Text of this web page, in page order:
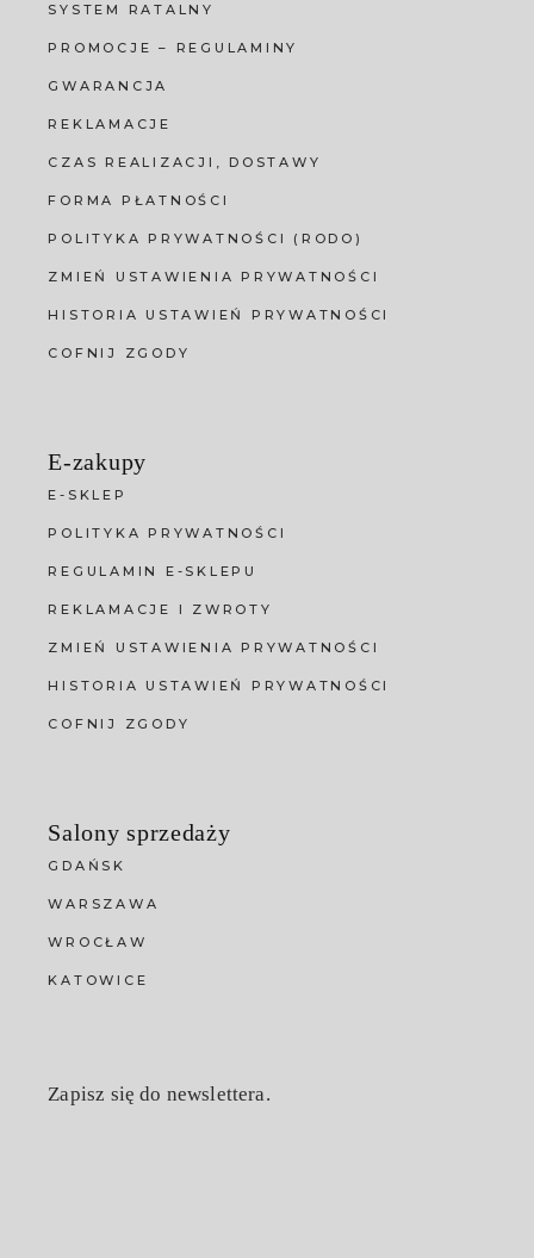
SYSTEM RATALNY
PROMOCJE – REGULAMINY
GWARANCJA
REKLAMACJE
CZAS REALIZACJI, DOSTAWY
FORMA PŁATNOŚCI
POLITYKA PRYWATNOŚCI (RODO)
ZMIEŃ USTAWIENIA PRYWATNOŚCI
HISTORIA USTAWIEŃ PRYWATNOŚCI
COFNIJ ZGODY
E-zakupy
E-SKLEP
POLITYKA PRYWATNOŚCI
REGULAMIN E-SKLEPU
REKLAMACJE I ZWROTY
ZMIEŃ USTAWIENIA PRYWATNOŚCI
HISTORIA USTAWIEŃ PRYWATNOŚCI
COFNIJ ZGODY
Salony sprzedaży
GDAŃSK
WARSZAWA
WROCŁAW
KATOWICE
Zapisz się do newslettera.